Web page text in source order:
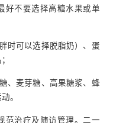
好不要选择高糖水果或单
时可以选择脱脂奶）、蛋
、麦芽糖、高果糖浆、蜂
。
范治疗及随访管理。二一